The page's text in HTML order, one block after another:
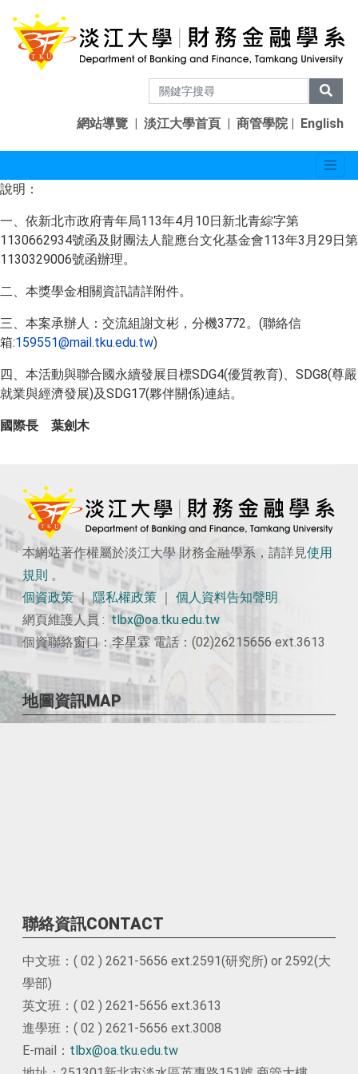
網站導覽 | 淡江大學首頁 | 商管學院| English
說明：
一、依新北市政府青年局113年4月10日新北青綜字第
1130662934號函及財團法人龍應台文化基金會113年3月29日第
1130329006號函辦理。
二、本獎學金相關資訊請詳附件。
三、本案承辦人：交流組謝文彬，分機3772。(聯絡信
箱:159551@mail.tku.edu.tw)
四、本活動與聯合國永續發展目標SDG4(優質教育)、SDG8(尊嚴
就業與經濟發展)及SDG17(夥伴關係)連結。
國際長 葉劍木
本網站著作權屬於淡江大學 財務金融學系，請詳見使用
規則 。
個資政策｜隱私權政策 ｜ 個人資料告知聲明
網頁維護人員 : tlbx@oa.tku.edu.tw
個資聯絡窗口：李星霖 電話：(02)26215656 ext.3613
地圖資訊MAP
聯絡資訊CONTACT
中文班：( 02 ) 2621-5656 ext.2591(研究所) or 2592(大
學部)
英文班：( 02 ) 2621-5656 ext.3613
進學班：( 02 ) 2621-5656 ext.3008
E-mail： tlbx@oa.tku.edu.tw